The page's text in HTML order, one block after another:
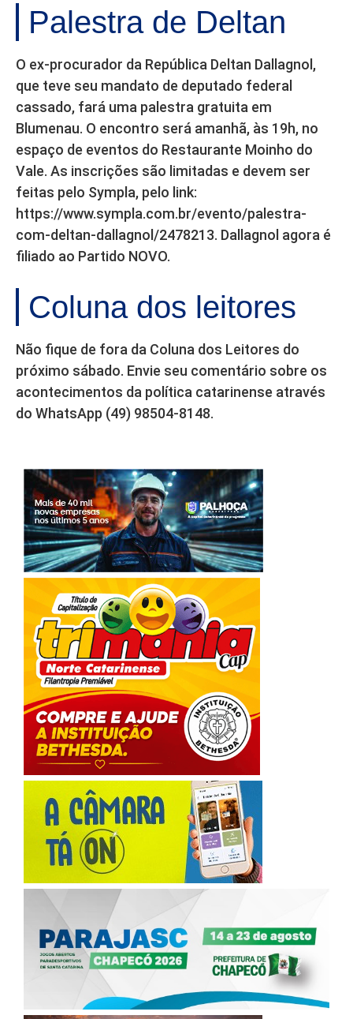
Palestra de Deltan
O ex-procurador da República Deltan Dallagnol,
que teve seu mandato de deputado federal
cassado, fará uma palestra gratuita em
Blumenau. O encontro será amanhã, às 19h, no
espaço de eventos do Restaurante Moinho do
Vale. As inscrições são limitadas e devem ser
feitas pelo Sympla, pelo link:
https://www.sympla.com.br/evento/palestra-
com-deltan-dallagnol/2478213. Dallagnol agora é
filiado ao Partido NOVO.
Coluna dos leitores
Não fique de fora da Coluna dos Leitores do
próximo sábado. Envie seu comentário sobre os
acontecimentos da política catarinense através
do WhatsApp (49) 98504-8148.